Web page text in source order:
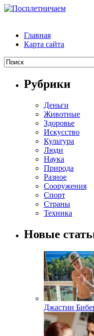
Главная
Карта сайта
Рубрики
Деньги
Животные
Здоровье
Искусство
Культура
Люди
Наука
Природа
Разное
Сооружения
Спорт
Страны
Техника
Новые
Джастин